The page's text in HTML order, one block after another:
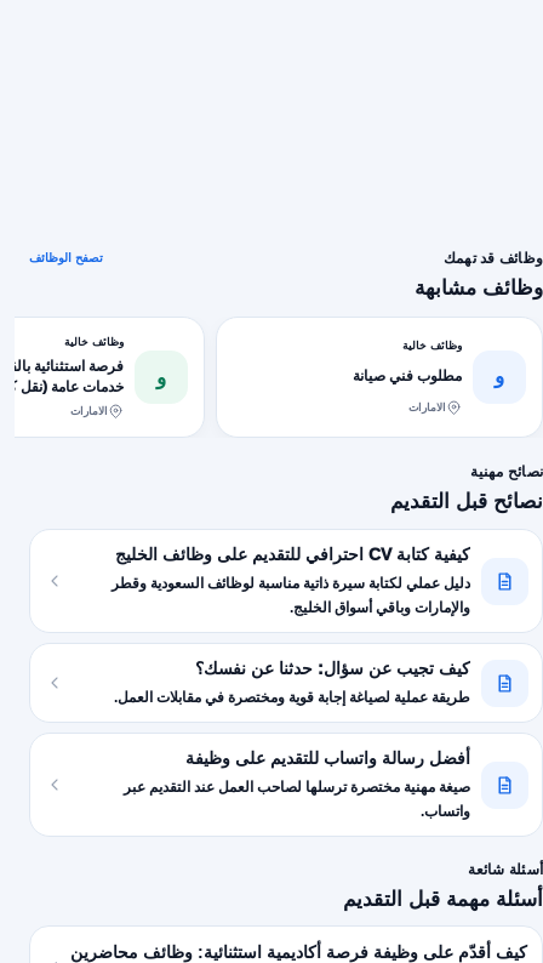
وظائف قد تهمك
وظائف مشابهة
تصفح الوظائف
و
وظائف خالية
مطلوب فني صيانة
الامارات
و
وظائف خالية
فرصة استثنائية
خدمات عامة (نقل
الامارات
نصائح مهنية
نصائح قبل التقديم
كيفية كتابة CV احترافي للتقديم على وظائف الخليج
دليل عملي لكتابة سيرة ذاتية مناسبة لوظائف السعودية وقطر
والإمارات وباقي أسواق الخليج.
كيف تجيب عن سؤال: حدثنا عن نفسك؟
طريقة عملية لصياغة إجابة قوية ومختصرة في مقابلات العمل.
أفضل رسالة واتساب للتقديم على وظيفة
صيغة مهنية مختصرة ترسلها لصاحب العمل عند التقديم عبر
واتساب.
أسئلة شائعة
أسئلة مهمة قبل التقديم
كيف أقدّم على وظيفة فرصة أكاديمية استثنائية: وظائف محاضرين